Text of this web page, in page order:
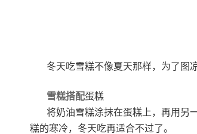
冬天吃雪糕不像夏天那样，为了图
雪糕搭配蛋糕
将奶油雪糕涂抹在蛋糕上，再用另
糕的寒冷，冬天吃再适合不过了。